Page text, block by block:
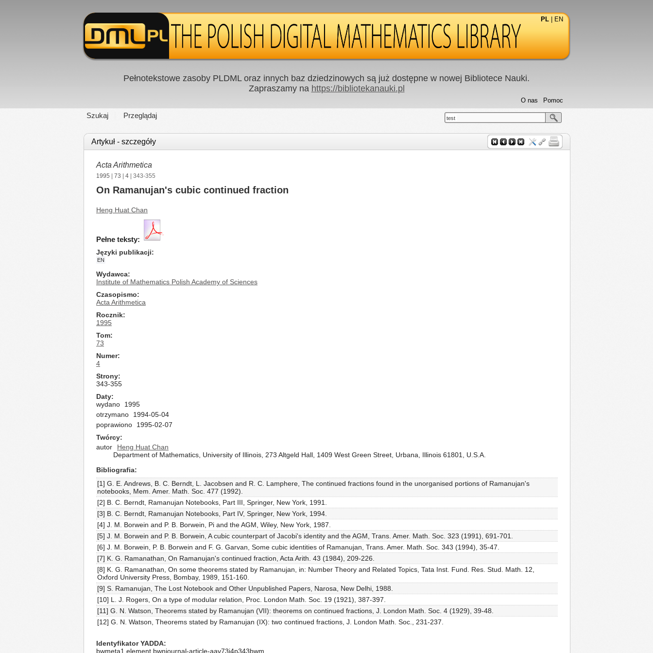
PL EN
Pełnotekstowe zasoby PLDML oraz innych baz dziedzinowych są już dostępne w nowej Bibliotece Nauki.
Zapraszamy na https://bibliotekanauki.pl
Szukaj Przeglądaj
Pomoc
O nas
test
Artykuł - szczegóły
Acta Arithmetica
1995 73 4 | 343-355
On Ramanujan's cubic continued fraction
Heng Huat Chan
Pełne teksty:
Języki publikacji
EN
Wydawca
Institute of Mathematics Polish Academy of Sciences
Czasopismo
Acta Arithmetica
Rocznik
1995
Tom
73
Numer
4
Strony
343-355
Daty
wydano
1995
otrzymano
1994-05-04
poprawiono
1995-02-07
Twórcy
autor
Heng Huat Chan
Department of Mathematics, University of Illinois, 273 Altgeld Hall, 1409 West Green Street, Urbana, Illinois 61801, U.S.A.
Bibliografia
[1] G. E. Andrews, B. C. Berndt, L. Jacobsen and R. C. Lamphere, The continued fractions found in the unorganised portions of Ramanujan's
notebooks, Mem. Amer. Math. Soc. 477 (1992).
[2] B. C. Berndt, Ramanujan Notebooks, Part III, Springer, New York, 1991.
[3] B. C. Berndt, Ramanujan Notebooks, Part IV, Springer, New York, 1994.
[4] J. M. Borwein and P. B. Borwein, Pi and the AGM, Wiley, New York, 1987.
[5] J. M. Borwein and P. B. Borwein, A cubic counterpart of Jacobi's identity and the AGM, Trans. Amer. Math. Soc. 323 (1991), 691-701.
[6] J. M. Borwein, P. B. Borwein and F. G. Garvan, Some cubic identities of Ramanujan, Trans. Amer. Math. Soc. 343 (1994), 35-47.
[7] K. G. Ramanathan, On Ramanujan's continued fraction, Acta Arith. 43 (1984), 209-226.
[8] K. G. Ramanathan, On some theorems stated by Ramanujan, in: Number Theory and Related Topics, Tata Inst. Fund. Res. Stud. Math. 12,
Oxford University Press, Bombay, 1989, 151-160.
[9] S. Ramanujan, The Lost Notebook and Other Unpublished Papers, Narosa, New Delhi, 1988.
[10] L. J. Rogers, On a type of modular relation, Proc. London Math. Soc. 19 (1921), 387-397.
[11] G. N. Watson, Theorems stated by Ramanujan (VII): theorems on continued fractions, J. London Math. Soc. 4 (1929), 39-48.
[12] G. N. Watson, Theorems stated by Ramanujan (IX): two continued fractions, J. London Math. Soc., 231-237.
Identyfikator YADDA
bwmeta1.element.bwnjournal-article-aav73i4p343bwm